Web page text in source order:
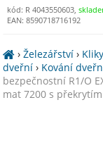
kód: R 4043550603,
EAN: 8590718716192
›Železářství ›
dveřní › Kování
bezpečnostní R1/O
mat 7200 s překrytím